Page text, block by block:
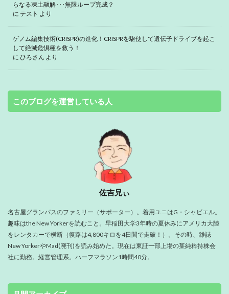
らなる凍土融解･･･無限ループ完成？
に テスト より
ゲノム編集技術(CRISPR)の進化！CRISPRを駆使して遺伝子ドライブを起こ
して絶滅危惧種を救う！
に ひろさん より
このブログを運営している人
佐吉兄ぃ
名古屋グランパスのファミリー（サポーター）。着用ユニはG・シャビエル。
趣味はthe New Yorkerを読むこと。早稲田大学3年時の夏休みにアメリカ大陸
をレンタカーで横断（復路は4,800キロを4日間で走破！）。その時、雑誌
New YorkerやMad(廃刊)を読み始めた。現在は東証一部上場の某純粋持株会
社に勤務。経営管理系。ハーフマラソン1時間40分。